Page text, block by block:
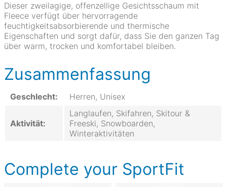
Dieser zweilagige, offenzellige Gesichtsschaum mit
Fleece verfügt über hervorragende
feuchtigkeitsabsorbierende und thermische
Eigenschaften und sorgt dafür, dass Sie den ganzen Tag
über warm, trocken und komfortabel bleiben.
Zusammenfassung
Geschlecht: Herren, Unisex
Aktivität:
Langlaufen, Skifahren, Skitour &
Freeski, Snowboarden,
Winteraktivitäten
Complete your SportFit